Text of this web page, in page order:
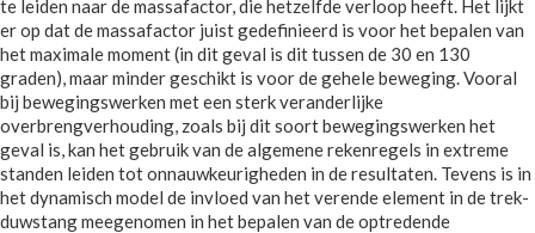
te leiden naar de massafactor, die hetzelfde verloop heeft. Het lijkt
er op dat de massafactor juist gedefinieerd is voor het bepalen van
het maximale moment (in dit geval is dit tussen de 30 en 130
graden), maar minder geschikt is voor de gehele beweging. Vooral
bij bewegingswerken met een sterk veranderlijke
overbrengverhouding, zoals bij dit soort bewegingswerken het
geval is, kan het gebruik van de algemene rekenregels in extreme
standen leiden tot onnauwkeurigheden in de resultaten. Tevens is in
het dynamisch model de invloed van het verende element in de trek-
duwstang meegenomen in het bepalen van de optredende